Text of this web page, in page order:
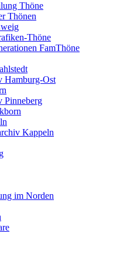
Thöne
Thönen
Thöne
FamThöne
Hamburg-Ost
Pinneberg
Kappeln
im Norden